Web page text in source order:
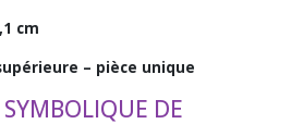
cm
– pièce unique
DE